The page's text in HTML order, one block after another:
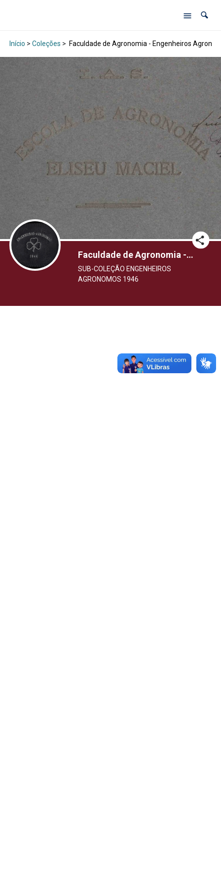
Início > Coleções > Faculdade de Agronomia - Engenheiros
Faculdade de Agronomia - Engenheiros Agronomos 1946
SUB-COLEÇÃO ENGENHEIROS
AGRONOMOS 1946